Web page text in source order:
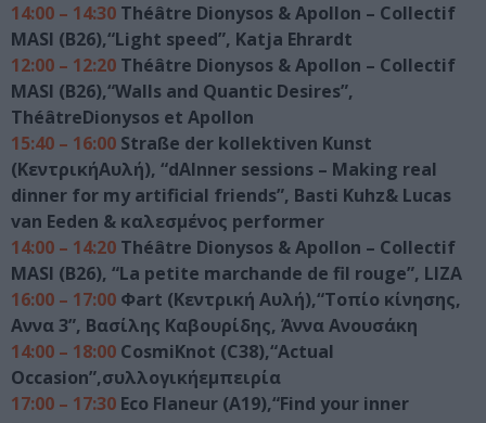
14:00 – 14:30 Théâtre Dionysos & Apollon – Collectif
MASI (B26),“Light speed”, Katja Ehrardt
12:00 – 12:20 Théâtre Dionysos & Apollon – Collectif
MASI (B26),“Walls and Quantic Desires”,
ThéâtreDionysos et Apollon
15:40 – 16:00 Straße der kollektiven Kunst
(ΚεντρικήΑυλή), “dAInner sessions – Making real
dinner for my artificial friends”, Basti Kuhz& Lucas
van Eeden & καλεσμένος performer
14:00 – 14:20 Théâtre Dionysos & Apollon – Collectif
MASI (B26), “La petite marchande de fil rouge”, LIZA
16:00 – 17:00 Φart (Κεντρική Αυλή),“Τοπίο κίνησης,
Αννα 3”, Βασίλης Καβουρίδης, Άννα Ανουσάκη
14:00 – 18:00 CosmiKnot (C38),“Actual
Occasion”,συλλογικήεμπειρία
17:00 – 17:30 Eco Flaneur (Α19),“Find your inner